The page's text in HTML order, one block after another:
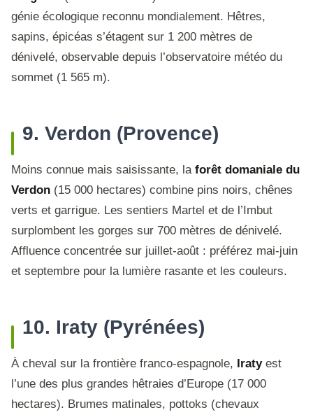
génie écologique reconnu mondialement. Hêtres,
sapins, épicéas s’étagent sur 1 200 mètres de
dénivelé, observable depuis l’observatoire météo du
sommet (1 565 m).
9. Verdon (Provence)
Moins connue mais saisissante, la forêt domaniale du
Verdon (15 000 hectares) combine pins noirs, chênes
verts et garrigue. Les sentiers Martel et de l’Imbut
surplombent les gorges sur 700 mètres de dénivelé.
Affluence concentrée sur juillet-août : préférez mai-juin
et septembre pour la lumière rasante et les couleurs.
10. Iraty (Pyrénées)
À cheval sur la frontière franco-espagnole, Iratyest
l’une des plus grandes hêtraies d’Europe (17 000
hectares). Brumes matinales, pottoks (chevaux